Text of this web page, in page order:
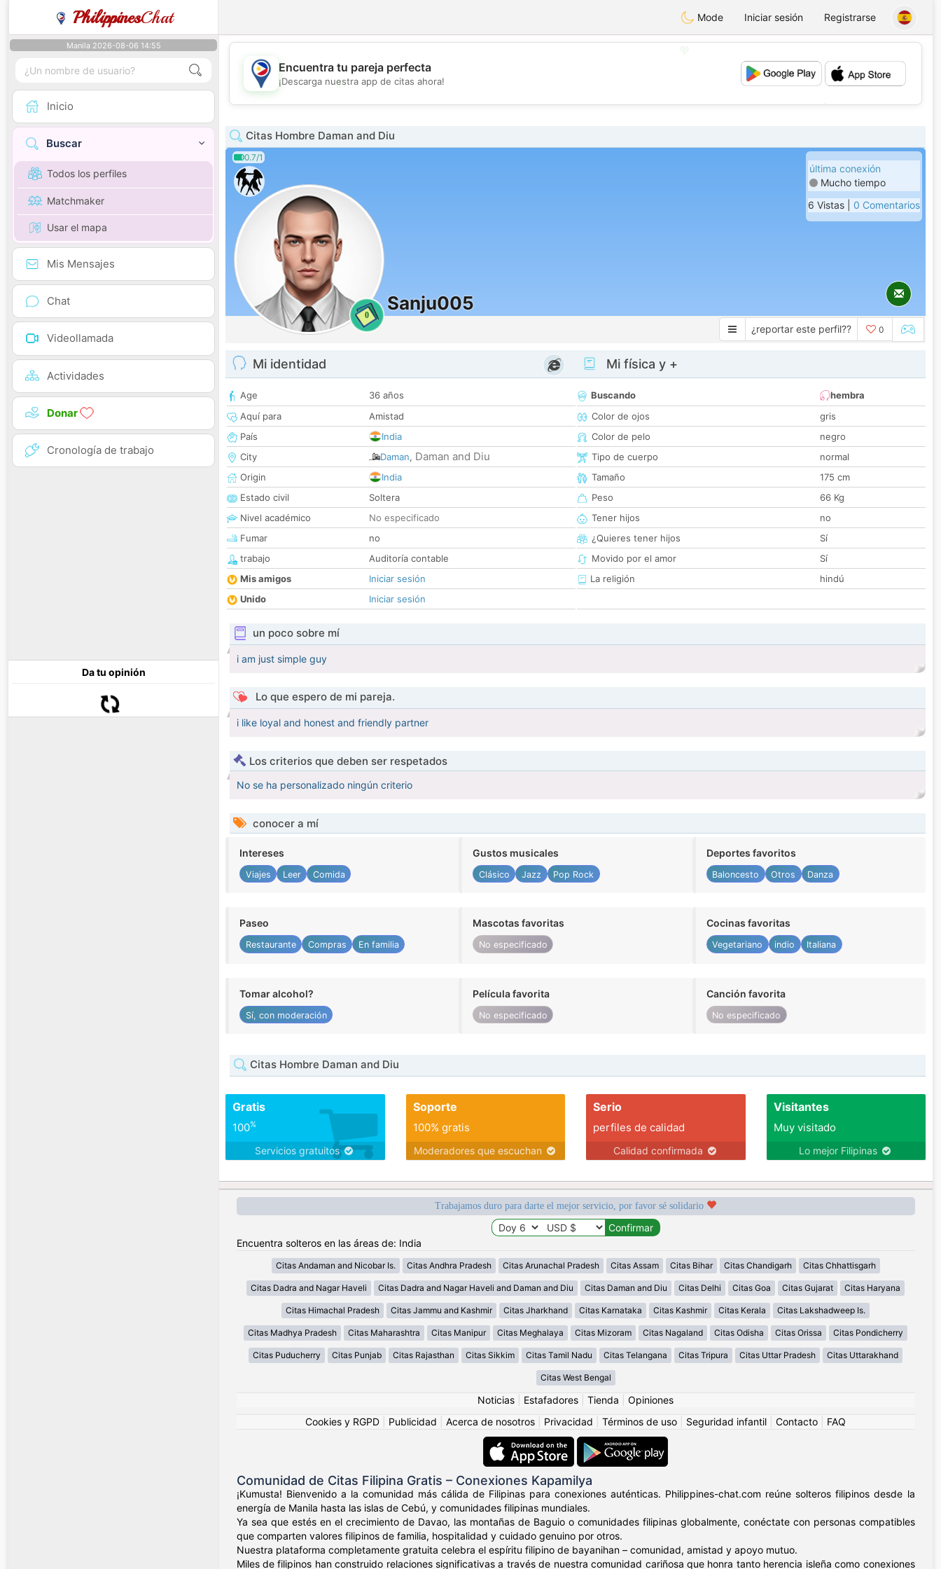
PhilippinesChat Mode Iniciar sesión Registrarse
Manila 2026-08-06 14:55
Inicio
Buscar
Todos los perfiles
Matchmaker
Usar el mapa
Mis Mensajes
Chat
Videollamada
Actividades
Donar
Cronología de trabajo
Da tu opinión
💖
💕
Encuentra tu pareja perfecta
¡Descarga nuestra app de citas ahora!
Citas Hombre Daman and Diu
0.7/1
0
Sanju005
última conexión
Mucho tiempo
6 Vistas | 0 Comentarios
¿reportar este perfil?? 0
Mi identidad
Age
36 años
Aquí para
Amistad
País
India
City
Daman, Daman and Diu
Origin
India
Estado civil
Soltera
Nivel académico
No especificado
Fumar
no
trabajo
Auditoría contable
Mis amigos
Iniciar sesión
Unido
Iniciar sesión
Mi física y +
Buscando
hembra
Color de ojos
gris
Color de pelo
negro
Tipo de cuerpo
normal
Tamaño
175 cm
Peso
66 Kg
Tener hijos
no
¿Quieres tener hijos
Sí
Movido por el amor
Sí
La religión
hindú
un poco sobre mí
i am just simple guy
Lo que espero de mi pareja.
i like loyal and honest and friendly partner
Los criterios que deben ser respetados
No se ha personalizado ningún criterio
conocer a mí
Intereses
Viajes Leer Comida
Gustos musicales
Clásico Jazz Pop Rock
Deportes favoritos
Baloncesto Otros Danza
Paseo
Restaurante Compras En familia
Mascotas favoritas
No especificado
Cocinas favoritas
Vegetariano indio Italiana
Tomar alcohol?
Sí, con moderación
Película favorita
No especificado
Canción favorita
No especificado
Citas Hombre Daman and Diu
Gratis
100%
Servicios gratuitos
Soporte
100% gratis
Moderadores que escuchan
Serio
perfiles de calidad
Calidad confirmada
Visitantes
Muy visitado
Lo mejor Filipinas
Trabajamos duro para darte el mejor servicio, por favor sé solidario
Encuentra solteros en las áreas de: India
Citas Andaman and Nicobar Is. Citas Andhra Pradesh Citas Arunachal Pradesh Citas Assam Citas Bihar Citas Chandigarh Citas Chhattisgarh
Citas Dadra and Nagar Haveli Citas Dadra and Nagar Haveli and Daman and Diu Citas Daman and Diu Citas Delhi Citas Goa Citas Gujarat Citas Haryana
Citas Himachal Pradesh Citas Jammu and Kashmir Citas Jharkhand Citas Karnataka Citas Kashmir Citas Kerala Citas Lakshadweep Is.
Citas Madhya Pradesh Citas Maharashtra Citas Manipur Citas Meghalaya Citas Mizoram Citas Nagaland Citas Odisha Citas Orissa Citas Pondicherry
Citas Puducherry Citas Punjab Citas Rajasthan Citas Sikkim Citas Tamil Nadu Citas Telangana Citas Tripura Citas Uttar Pradesh Citas Uttarakhand
Citas West Bengal
Noticias Estafadores Tienda
Opiniones
Cookies y RGPD
Publicidad Acerca de nosotros Privacidad Términos de uso Seguridad infantil Contacto FAQ
Comunidad de Citas Filipina Gratis – Conexiones Kapamilya
¡Kumusta! Bienvenido a la comunidad más cálida de Filipinas para conexiones auténticas. Philippines-chat.com reúne solteros filipinos desde la
energía de Manila hasta las islas de Cebú, y comunidades filipinas mundiales.
Ya sea que estés en el crecimiento de Davao, las montañas de Baguio o comunidades filipinas globalmente, conéctate con personas compatibles
que comparten valores filipinos de familia, hospitalidad y cuidado genuino por otros.
Nuestra plataforma completamente gratuita celebra el espíritu filipino de bayanihan – comunidad, amistad y apoyo mutuo.
Miles de filipinos han construido relaciones significativas a través de nuestra comunidad cariñosa que honra tanto herencia isleña como conexiones